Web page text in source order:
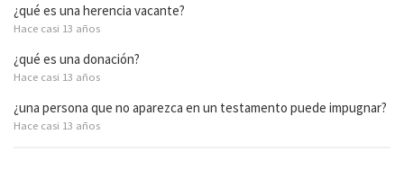
¿qué es una herencia vacante?
Hace casi 13 años
¿qué es una donación?
Hace casi 13 años
¿una persona que no aparezca en un testamento puede impugnar?
Hace casi 13 años